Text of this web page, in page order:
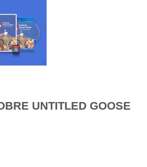
UNTITLED GOOSE